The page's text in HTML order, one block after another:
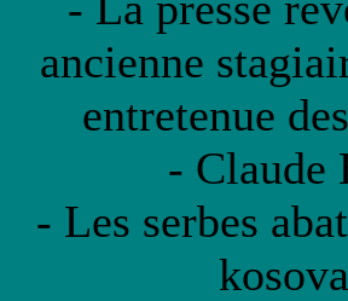
ancienne
entretenue
- Claude
- Les serbes